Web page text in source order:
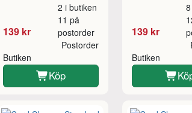
139 kr
2 i butiken
11 på
postorder
Butiken
Postorder
Köp
139 kr
Butiken